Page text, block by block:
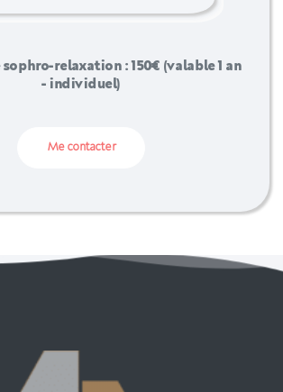
sophro-relaxation : 150€ (valable 1 an
- individuel)
Me contacter